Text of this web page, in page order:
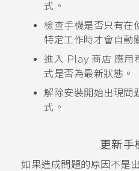
式。
檢查手機是否只有在
特定工作時才會自動
進入 Play 商店 應用
式是否為最新狀態。
解除安裝開始出現問
式。
更新手
如果造成問題的原因不是